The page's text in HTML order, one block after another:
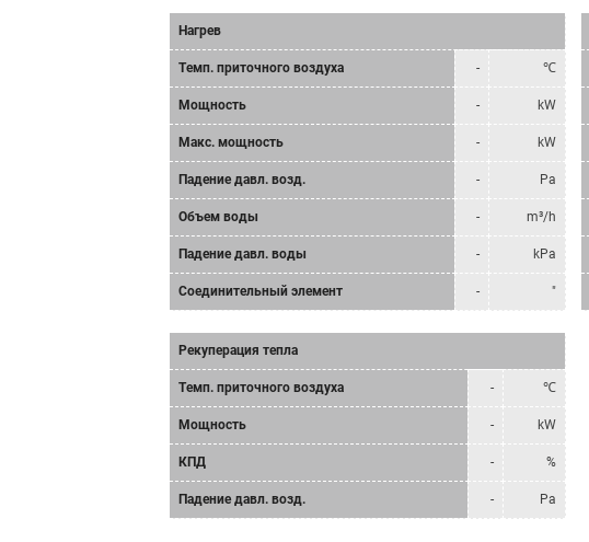
Нагрев
Tемп. приточного воздуха - ℃
Мощность - kW
Mакс. мощность - kW
Падение давл. возд. - Pa
Объем воды - m³/h
Падение давл. воды - kPa
Соединительный элемент - "
Рекуперация тепла
Tемп. приточного воздуха - ℃
Мощность - kW
КПД - %
Падение давл. возд. - Pa